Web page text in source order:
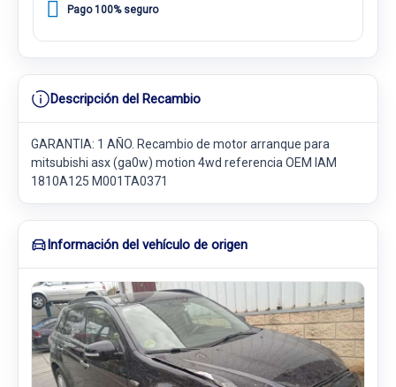
Pago 100% seguro
Descripción del Recambio
GARANTIA: 1 AÑO. Recambio de motor arranque para
mitsubishi asx (ga0w) motion 4wd referencia OEM IAM
1810A125 M001TA0371
Información del vehículo de origen